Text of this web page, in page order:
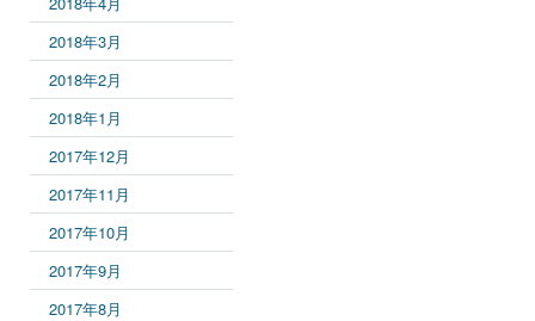
2018年3月
2018年2月
2018年1月
2017年12月
2017年11月
2017年10月
2017年9月
2017年8月